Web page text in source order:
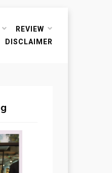
REVIEW
DISCLAIMER